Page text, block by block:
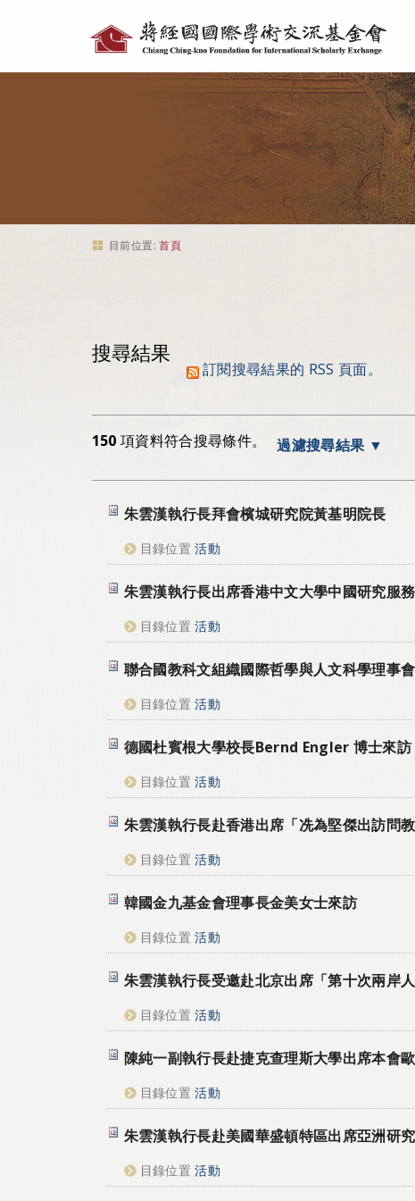
具
目前位置: 首頁
搜尋結果
訂閱搜尋結果的 RSS 頁面。
150 項資料符合搜尋條件。 過濾搜尋結果
朱雲漢執行長拜會檳城研究院黃基明院長
目錄位置 活動
朱雲漢執行長出席香港中文大學中國研究服
目錄位置 活動
聯合國教科文組織國際哲學與人文科學理
目錄位置 活動
德國杜賓根大學校長Bernd Engler 博士來訪
目錄位置 活動
朱雲漢執行長赴香港出席「冼為堅傑出訪問
目錄位置 活動
韓國金九基金會理事長金美女士來訪
目錄位置 活動
朱雲漢執行長受邀赴北京出席「第十次兩岸
目錄位置 活動
陳純一副執行長赴捷克查理斯大學出席本會
目錄位置 活動
朱雲漢執行長赴美國華盛頓特區出席亞洲研
目錄位置 活動